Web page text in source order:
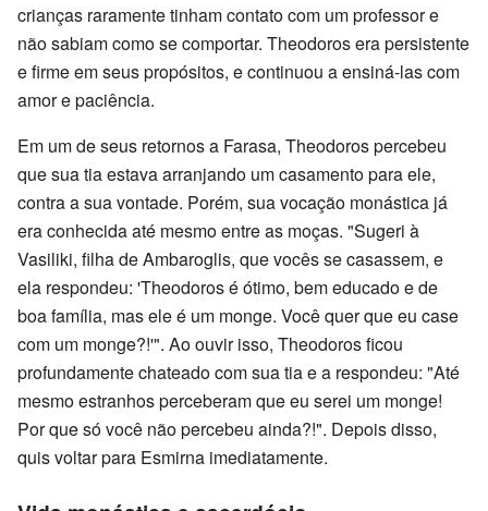
crianças raramente tinham contato com um professor e
não sabiam como se comportar. Theodoros era persistente
e firme em seus propósitos, e continuou a ensiná-las com
amor e paciência.
Em um de seus retornos a Farasa, Theodoros percebeu
que sua tia estava arranjando um casamento para ele,
contra a sua vontade. Porém, sua vocação monástica já
era conhecida até mesmo entre as moças. "Sugeri à
Vasiliki, filha de Ambaroglis, que vocês se casassem, e
ela respondeu: 'Theodoros é ótimo, bem educado e de
boa família, mas ele é um monge. Você quer que eu case
com um monge?!'". Ao ouvir isso, Theodoros ficou
profundamente chateado com sua tia e a respondeu: "Até
mesmo estranhos perceberam que eu serei um monge!
Por que só você não percebeu ainda?!". Depois disso,
quis voltar para Esmirna imediatamente.